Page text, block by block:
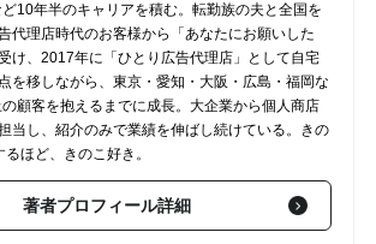
10年半のキャリアを積む。転勤族の夫と全国を
代理店時代のお客様から「あなたにお願いした
け、2017年に「ひとり広告代理店」として自宅
を移しながら、東京・愛知・大阪・広島・福岡な
顧客を抱えるまでに成長。大企業から個人商店
当し、紹介のみで業績を伸ばし続けている。きの
ほど、きのこ好き。
著者プロフィール詳細